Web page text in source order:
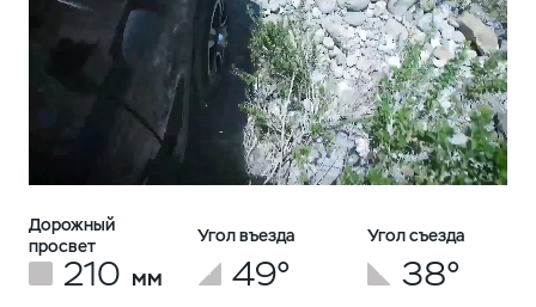
210 мм
Дорожный
просвет
49°
Угол въезда
38°
Угол съезда